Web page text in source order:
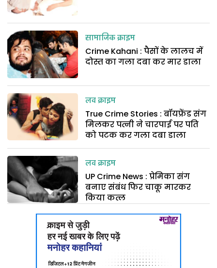
सामाजिक क्राइम
Crime Kahani : पैसों के लालच में
दोस्त का गला दबा कर मार डाला
लव क्राइम
True Crime Stories : बॉयफ्रेंड संग
मिलकर पत्नी ने चारपाई पर पति
को पटक कर गला दबा डाला
लव क्राइम
UP Crime News : प्रेमिका संग
बनाए संबंध फिर चाकू मारकर
किया कत्ल